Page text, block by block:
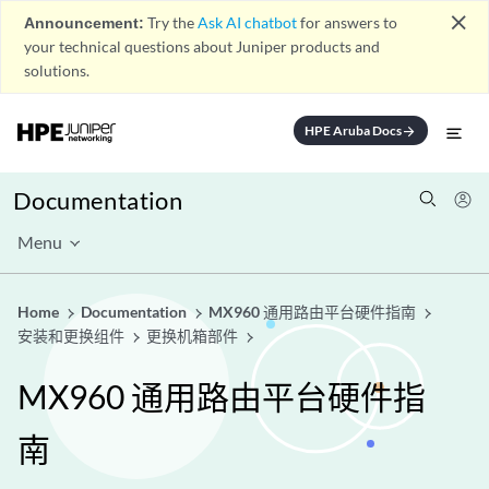
Announcement: Try theAsk AI chatbotfor answers to
your technical questions about Juniper products and
solutions.
close
HPE Aruba Docsarrow_forward
Documentation
Menu
Home Documentation
MX960 通用路由平台硬件指南
安装和更换组件
更换机箱部件
MX960 通用路由平台硬件指
南